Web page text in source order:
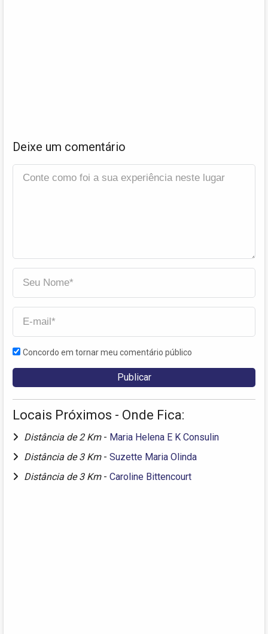
Deixe um comentário
Concordo em tornar meu comentário público
Locais Próximos - Onde Fica:
Distância de 2 Km - Maria Helena E K Consulin
Distância de 3 Km - Suzette Maria Olinda
Distância de 3 Km - Caroline Bittencourt